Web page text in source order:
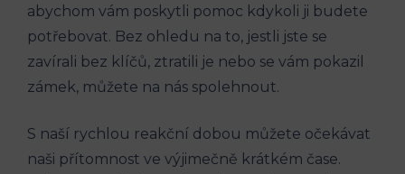
abychom vám poskytli pomoc kdykoli ji budete
potřebovat. Bez ohledu na to, jestli jste se
zavírali bez klíčů, ztratili je nebo se vám pokazil
zámek, můžete na nás spolehnout.
S naší rychlou reakční dobou můžete očekávat
naši přítomnost ve výjimečně krátkém čase.